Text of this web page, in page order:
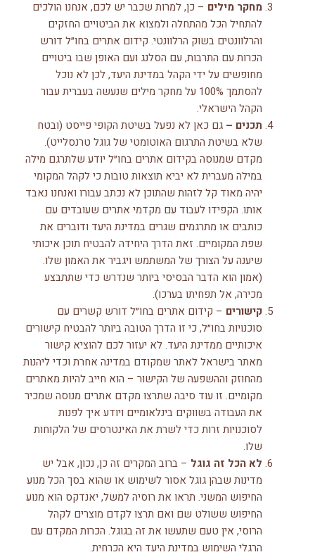
מחקר מילים – כן, למרות שכבר יש לכם, אנחנו הולכים
להתחיל הכל מהתחלה ולמצוא את הביטויים החזקים
והרלוונטים בשוק הרלוונטי. קידום אתרים בחו״ל דורש
הכרות עם התרבות, עם הסלנג ועם האופן שבו ביטויים
מחופשים על ידי הקהל במדינת היעד, לכן לא נוכל
להסתמך 100% על מחקר מילים שנעשה בעברית עבור
הקהל הישראלי.
תכנים – גם כאן לא נפעל בשיטת הקופי פייסט (ובטח
שלא בשיטת התרגום האוטומטי של גוגל טרנסלייט).
מקדם שמנוסה בקידום אתרים בחו״ל יודע שלתרגם מילה
במילה מעברית לא יביא תוצאות טובות כי לקהל המקומי
יהיה מאוד קל לזהות שהתוכן לא נכתב עבורו ואנחנו נאבד
אותו. הקפידו לעבוד עם מקדמי אתרים שעובדים עם
כותבים או מתרגמים שגרים במדינת היעד ודוברים את
שפת המקומיים. זאת הדרך היחידה להבטיח תוכן איכותי
שיענה על הצורך של המשתמש ויגביר את האמון שלו.
(אמון הוא הדבר הבסיסי ביותר שנדרש כדי שתתבצע
מכירה, אל תפחיתו בערכו).
קישורים – קידום אתרים בחו״ל דורש קשרים עם
סוכנויות בחו״ל, כי זו הדרך הטובה ביותר להבטיח קישורים
איכותיים ממדינת היעד. לא יעזור לכם להוציא קישור
מאתר בישראל לאתר שמקודם במדינה אחרת וכדי ליהנות
מהחוזק וההשפעה של הקישור – הוא חייב להיות מאתרים
מקומיים. זו עוד סיבה שתרצו מקדם אתרים מנוסה שמכיר
את העבודה בשווקים בינלאומיים ויודע איך לפנות
לסוכנויות זרות כדי לשרת את האינטרסים של הלקוחות
שלו.
לא הכל זה גוגל – ברוב המקרים זה כן, נכון, אבל יש
מדינות שבהן גוגל אסור לשימוש או שהוא בסך הכל מנוע
החיפוש המשני. תראו את רוסיה למשל, יאנדקס הוא מנוע
החיפוש ששולט שם ואם תרצו לקדם מוצרים לקהל
הרוסי, אין טעם שתעשו את זה בגוגל. הכרות המקדם עם
הרגלי השימוש במדינת היעד היא הכרחית.